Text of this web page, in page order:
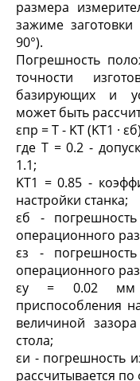
размера
зажиме
90°).
Погрешность
точности
базирующих и
может быть
εпр = T - KT(KT1 · εб)
где T = 0.2 -
1.1;
KT1 = 0.85 -
настройки станка;
εб -
операционного
εз -
операционного
εу = 0.02 мм -
приспособления
величиной
стола;
εи - погрешность
рассчитывается